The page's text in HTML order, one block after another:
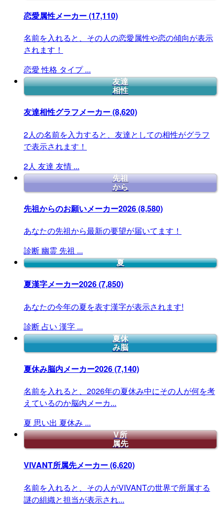
恋愛属性メーカー(17,110)
名前を入れると、その人の恋愛属性や恋の傾向が表示
されます！
恋愛 性格 タイプ ...
友達
相性
友達相性グラフメーカー(8,620)
2人の名前を入力すると、友達としての相性がグラフ
で表示されます！
2人 友達 友情 ...
先祖
から
先祖からのお願いメーカー2026(8,580)
あなたの先祖から最新の要望が届いてます！
診断 幽霊 先祖 ...
夏
夏漢字メーカー2026(7,850)
あなたの今年の夏を表す漢字が表示されます!
診断 占い 漢字 ...
夏休
み脳
夏休み脳内メーカー2026(7,140)
名前を入れると、2026年の夏休み中にその人が何を考
えているのか脳内メーカ...
夏 思い出 夏休み ...
V所
属先
VIVANT所属先メーカー(6,620)
名前を入れると、その人がVIVANTの世界で所属する
謎の組織と担当が表示され...